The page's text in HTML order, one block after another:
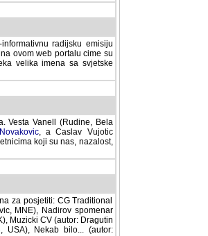
radijsku emisiju
ovom web portalu cime su
velika imena sa svjetske
Vesta Vanell (Rudine, Bela
, a Caslav Vujotic
koji su nas, nazalost,
za posjetiti: CG Traditional
MNE), Nadirov spomenar
Muzicki CV (autor: Dragutin
USA), Nekab bilo... (autor: